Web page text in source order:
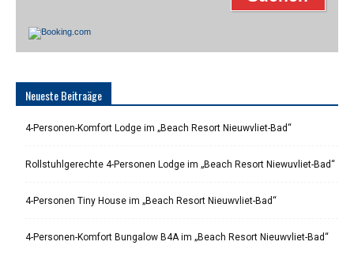
Neueste Beitraäge
4-Personen-Komfort Lodge im „Beach Resort Nieuwvliet-Bad“
Rollstuhlgerechte 4-Personen Lodge im „Beach Resort Niewuvliet-Bad“
4-Personen Tiny House im „Beach Resort Nieuwvliet-Bad“
4-Personen-Komfort Bungalow B4A im „Beach Resort Nieuwvliet-Bad“